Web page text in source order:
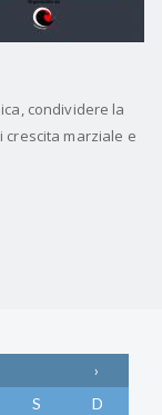
condividere la
crescita marziale e
›
S D